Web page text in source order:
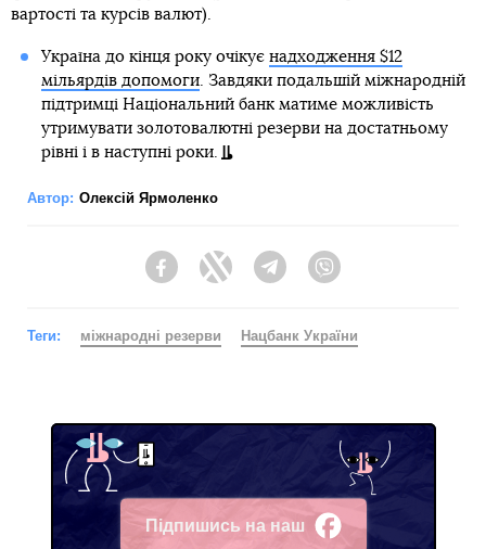
вартості та курсів валют).
Україна до кінця року очікує надходження $12
мільярдів допомоги. Завдяки подальшій міжнародній
підтримці Національний банк матиме можливість
утримувати золотовалютні резерви на достатньому
рівні і в наступні роки.
Автор: Олексій Ярмоленко
FacebookTwitter Telegram
Теги: міжнародні резерви Нацбанк України
Підпишись на наш
Facebook